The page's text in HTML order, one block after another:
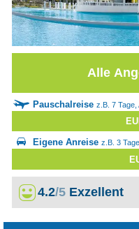
Alle
Pauschalreise z.B. 7 Tage,
Eigene Anreise z.B. 3
4.2/5 Exzellent